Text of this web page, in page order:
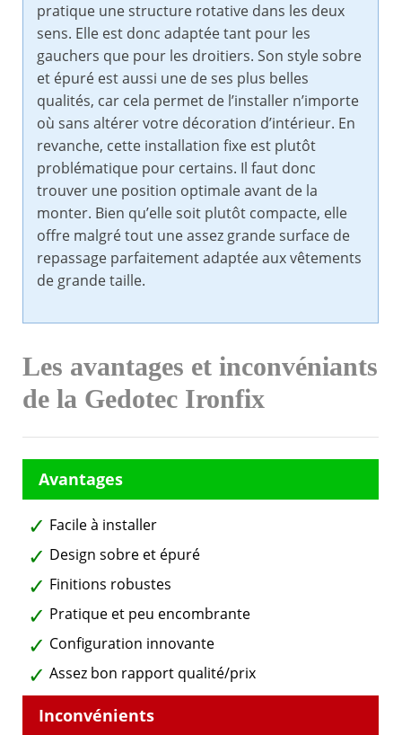
pratique une structure rotative dans les deux
sens. Elle est donc adaptée tant pour les
gauchers que pour les droitiers. Son style sobre
et épuré est aussi une de ses plus belles
qualités, car cela permet de l’installer n’importe
où sans altérer votre décoration d’intérieur. En
revanche, cette installation fixe est plutôt
problématique pour certains. Il faut donc
trouver une position optimale avant de la
monter. Bien qu’elle soit plutôt compacte, elle
offre malgré tout une assez grande surface de
repassage parfaitement adaptée aux vêtements
de grande taille.
Les avantages et inconvéniants
de la Gedotec Ironfix
Facile à installer
Design sobre et épuré
Finitions robustes
Pratique et peu encombrante
Configuration innovante
Assez bon rapport qualité/prix